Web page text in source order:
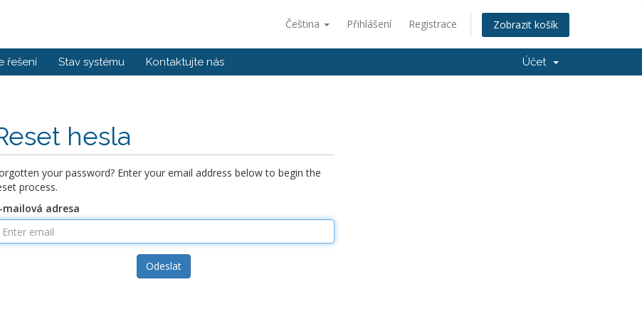
Čeština Přihlášení Registrace Zobrazit košík
řešení Stav systému Kontaktujte nás Účet
hesla
your password? Enter your email address below to begin the
process.
mailová adresa
Odeslat